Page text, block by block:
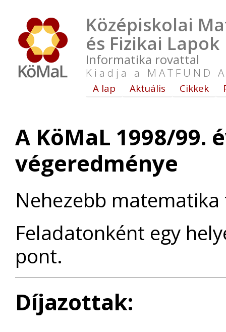
Középiskolai
és Fizikai Lapok
Informatika rovattal
Kiadja a MATFUND
A lap Aktuális Cikkek
A KöMaL 1998/99.
végeredménye
Nehezebb
Feladatonként egy
pont.
Díjazottak: